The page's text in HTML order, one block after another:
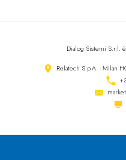
Dialog Sistemi S.r.l.
Relatech S.p.A. - Milan